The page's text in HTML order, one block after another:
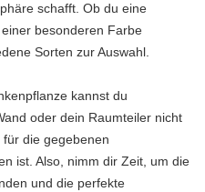
schafft. Ob du eine
besonderen Farbe
Sorten zur Auswahl.
kannst du
oder dein Raumteiler nicht
die gegebenen
ist. Also, nimm dir Zeit, um die
und die perfekte